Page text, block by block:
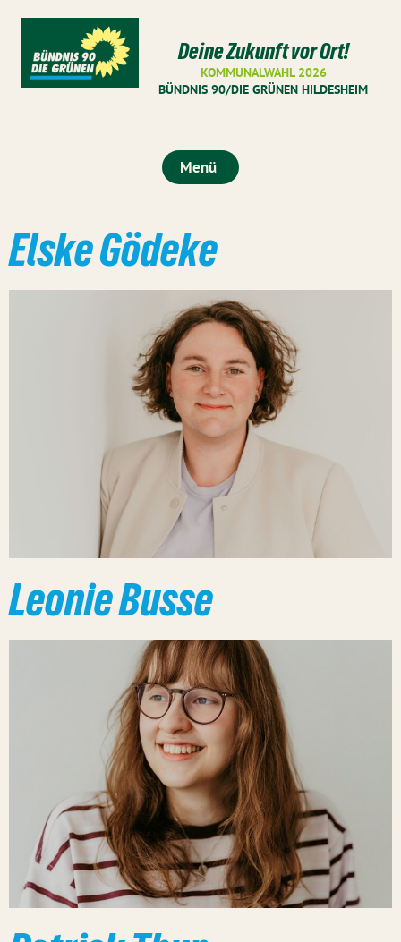
Deine Zukunft vor Ort!
KOMMUNALWAHL 2026
BÜNDNIS 90/DIE GRÜNEN HILDESHEIM
Menü
Elske Gödeke
Leonie Busse